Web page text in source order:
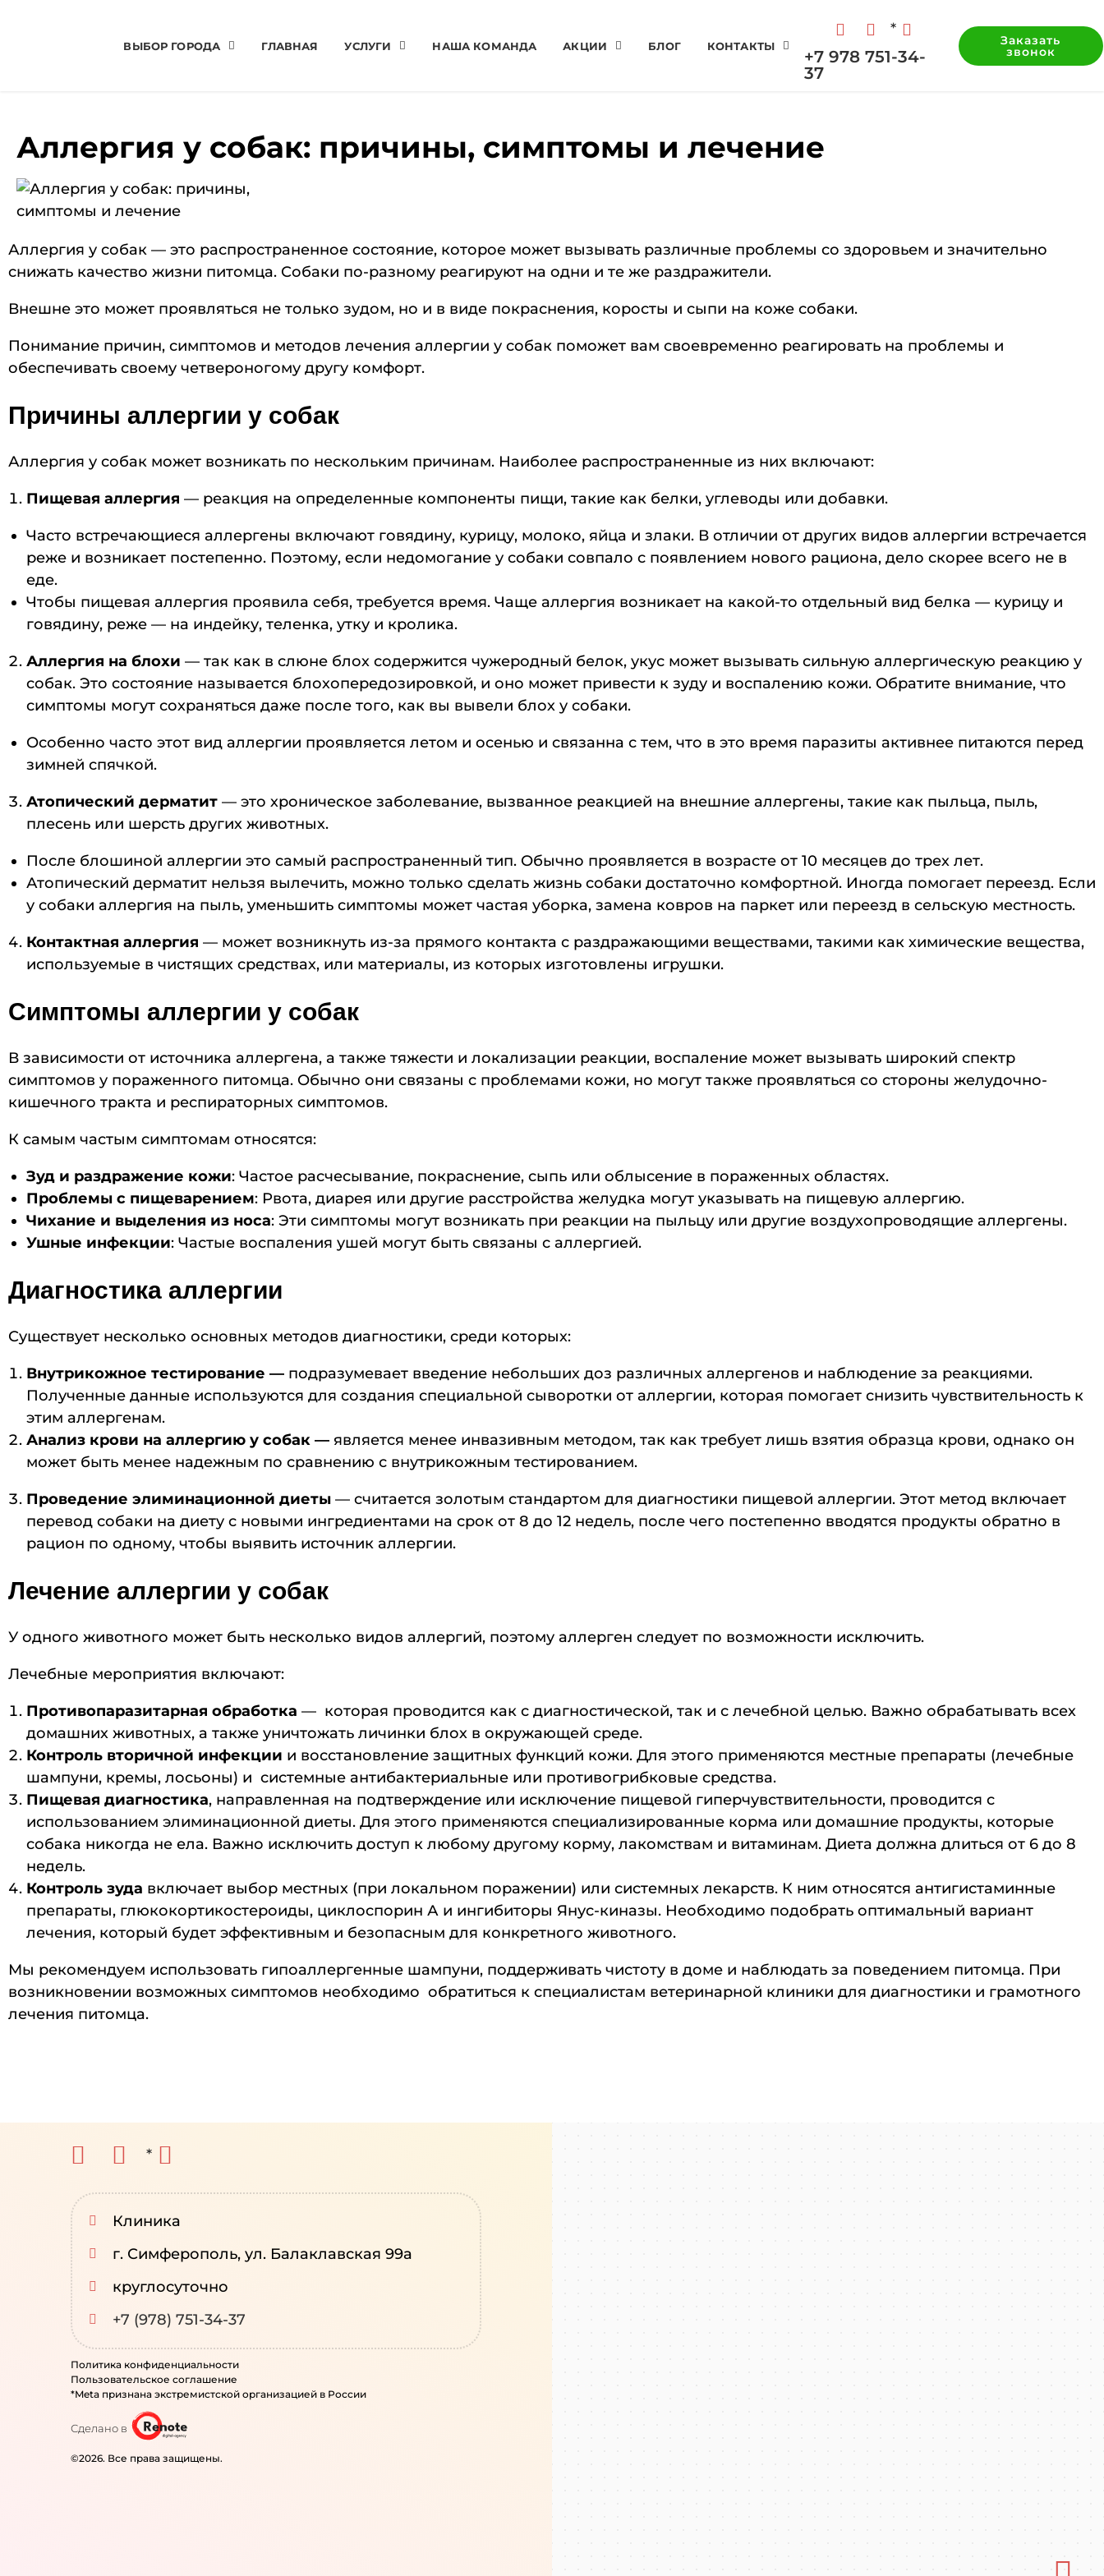
ВЫБОР ГОРОДА ГЛАВНАЯ УСЛУГИ НАША КОМАНДА АКЦИИ БЛОГ КОНТАКТЫ
*
+7 978 751-34-
37
Заказать
звонок
Аллергия у собак: причины, симптомы и лечение
Аллергия у собак — это распространенное состояние, которое может вызывать различные проблемы со здоровьем и значительно
снижать качество жизни питомца. Собаки по-разному реагируют на одни и те же раздражители.
Внешне это может проявляться не только зудом, но и в виде покраснения, коросты и сыпи на коже собаки.
Понимание причин, симптомов и методов лечения аллергии у собак поможет вам своевременно реагировать на проблемы и
обеспечивать своему четвероногому другу комфорт.
Причины аллергии у собак
Аллергия у собак может возникать по нескольким причинам. Наиболее распространенные из них включают:
Пищевая аллергия — реакция на определенные компоненты пищи, такие как белки, углеводы или добавки.
Часто встречающиеся аллергены включают говядину, курицу, молоко, яйца и злаки. В отличии от других видов аллергии встречается
реже и возникает постепенно. Поэтому, если недомогание у собаки совпало с появлением нового рациона, дело скорее всего не в
еде.
Чтобы пищевая аллергия проявила себя, требуется время. Чаще аллергия возникает на какой-то отдельный вид белка — курицу и
говядину, реже — на индейку, теленка, утку и кролика.
Аллергия на блохи — так как в слюне блох содержится чужеродный белок, укус может вызывать сильную аллергическую реакцию у
собак. Это состояние называется блохопередозировкой, и оно может привести к зуду и воспалению кожи. Обратите внимание, что
симптомы могут сохраняться даже после того, как вы вывели блох у собаки.
Особенно часто этот вид аллергии проявляется летом и осенью и связанна с тем, что в это время паразиты активнее питаются перед
зимней спячкой.
Атопический дерматит — это хроническое заболевание, вызванное реакцией на внешние аллергены, такие как пыльца, пыль,
плесень или шерсть других животных.
После блошиной аллергии это самый распространенный тип. Обычно проявляется в возрасте от 10 месяцев до трех лет.
Атопический дерматит нельзя вылечить, можно только сделать жизнь собаки достаточно комфортной. Иногда помогает переезд. Если
у собаки аллергия на пыль, уменьшить симптомы может частая уборка, замена ковров на паркет или переезд в сельскую местность.
Контактная аллергия — может возникнуть из-за прямого контакта с раздражающими веществами, такими как химические вещества,
используемые в чистящих средствах, или материалы, из которых изготовлены игрушки.
Симптомы аллергии у собак
В зависимости от источника аллергена, а также тяжести и локализации реакции, воспаление может вызывать широкий спектр
симптомов у пораженного питомца. Обычно они связаны с проблемами кожи, но могут также проявляться со стороны желудочно-
кишечного тракта и респираторных симптомов.
К самым частым симптомам относятся:
Зуд и раздражение кожи: Частое расчесывание, покраснение, сыпь или облысение в пораженных областях.
Проблемы с пищеварением: Рвота, диарея или другие расстройства желудка могут указывать на пищевую аллергию.
Чихание и выделения из носа: Эти симптомы могут возникать при реакции на пыльцу или другие воздухопроводящие аллергены.
Ушные инфекции: Частые воспаления ушей могут быть связаны с аллергией.
Диагностика аллергии
Существует несколько основных методов диагностики, среди которых:
Внутрикожное тестирование — подразумевает введение небольших доз различных аллергенов и наблюдение за реакциями.
Полученные данные используются для создания специальной сыворотки от аллергии, которая помогает снизить чувствительность к
этим аллергенам.
Анализ крови на аллергию у собак — является менее инвазивным методом, так как требует лишь взятия образца крови, однако он
может быть менее надежным по сравнению с внутрикожным тестированием.
Проведение элиминационной диеты — считается золотым стандартом для диагностики пищевой аллергии. Этот метод включает
перевод собаки на диету с новыми ингредиентами на срок от 8 до 12 недель, после чего постепенно вводятся продукты обратно в
рацион по одному, чтобы выявить источник аллергии.
Лечение аллергии у собак
У одного животного может быть несколько видов аллергий, поэтому аллерген следует по возможности исключить.
Лечебные мероприятия включают:
Противопаразитарная обработка — которая проводится как с диагностической, так и с лечебной целью. Важно обрабатывать всех
домашних животных, а также уничтожать личинки блох в окружающей среде.
Контроль вторичной инфекции и восстановление защитных функций кожи. Для этого применяются местные препараты (лечебные
шампуни, кремы, лосьоны) и системные антибактериальные или противогрибковые средства.
Пищевая диагностика, направленная на подтверждение или исключение пищевой гиперчувствительности, проводится с
использованием элиминационной диеты. Для этого применяются специализированные корма или домашние продукты, которые
собака никогда не ела. Важно исключить доступ к любому другому корму, лакомствам и витаминам. Диета должна длиться от 6 до 8
недель.
Контроль зуда включает выбор местных (при локальном поражении) или системных лекарств. К ним относятся антигистаминные
препараты, глюкокортикостероиды, циклоспорин А и ингибиторы Янус-киназы. Необходимо подобрать оптимальный вариант
лечения, который будет эффективным и безопасным для конкретного животного.
Мы рекомендуем использовать гипоаллергенные шампуни, поддерживать чистоту в доме и наблюдать за поведением питомца. При
возникновении возможных симптомов необходимо обратиться к специалистам ветеринарной клиники для диагностики и грамотного
лечения питомца.
*
Клиника
г. Симферополь, ул. Балаклавская 99а
круглосуточно
+7 (978) 751-34-37
Политика конфиденциальности
Пользовательское соглашение
*Meta признана экстремистcкой организацией в России
Сделано в
©2026. Все права защищены.